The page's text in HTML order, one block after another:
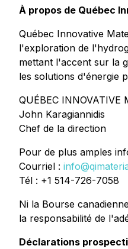
À propos de Québec
Québec Innovative
l'exploration de
mettant l'accent sur la
les solutions d'énergie
QUÉBEC INNOVATIVE
John Karagiannidis
Chef de la direction
Pour de plus amples
Courriel :
Tél : +1 514-726-7058
Ni la Bourse
la responsabilité de
Déclarations